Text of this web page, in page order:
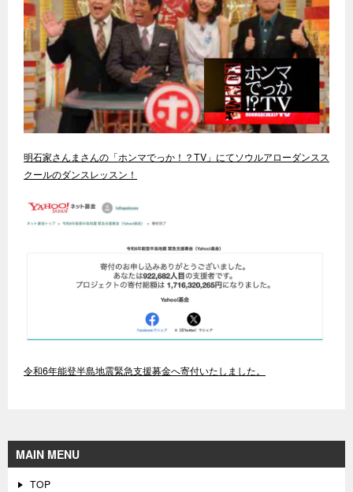
明石家さんまさんの「ホンマでっか！？TV」にてソウルアローダンスス
クールのダンスレッスン！
令和6年能登半島地震緊急支援募金へ寄付いたしました。
MAIN MENU
TOP